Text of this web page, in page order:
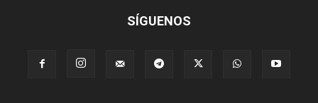
SÍGUENOS